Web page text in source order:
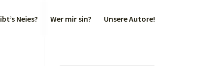
Neies? Wer mir sin? Unsere Autore!